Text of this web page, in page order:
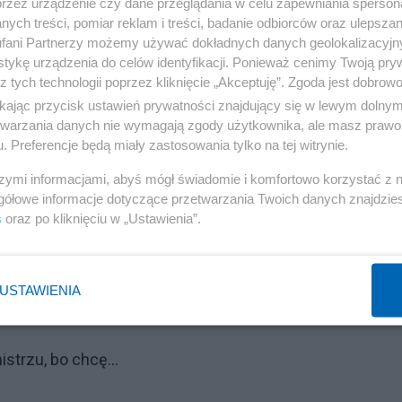
potrzeby zawracać sobie głowy przeszłością. Czy
bohaterów narodowych nie jest obowiązkowy. Ja
w kompletnym oderwaniu od przeszłości. Nie
pod pomnikami. Pamięć o bohaterach, to nie
tylko, bo wypada, bo rocznica, bo trzeba się
sercu i we własnej duszy, jak coś nierozerwalnie
że z tego się wywodzimy, że to nasze korzenie.
tym, że nawet w najpodlejszych warunkach można
przed plutonem egzekucyjnym można umierać z
jeśli fakty, wydają się świadczyć o czymś zupełnie
bo chcę…
treści, pomiar reklam i treści, badanie odbiorców oraz
Partnerzy możemy używać dokładnych danych
urządzenia do celów identyfikacji. Ponieważ cenimy Twoją
tych technologii poprzez kliknięcie „Akceptuję”. Zgoda jest
przycisk ustawień prywatności znajdujący się w lewym
danych nie wymagają zgody użytkownika, ale masz
Preferencje będą miały zastosowania tylko na tej witrynie.
informacjami, abyś mógł świadomie i komfortowo korzystać z
informacje dotyczące przetwarzania Twoich danych
oraz po kliknięciu w „Ustawienia”.
USTAWIENIA